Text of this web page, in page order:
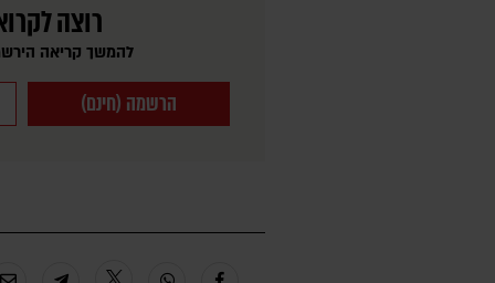
רוצה
להמשך קריאה
הרשמה (חינם)